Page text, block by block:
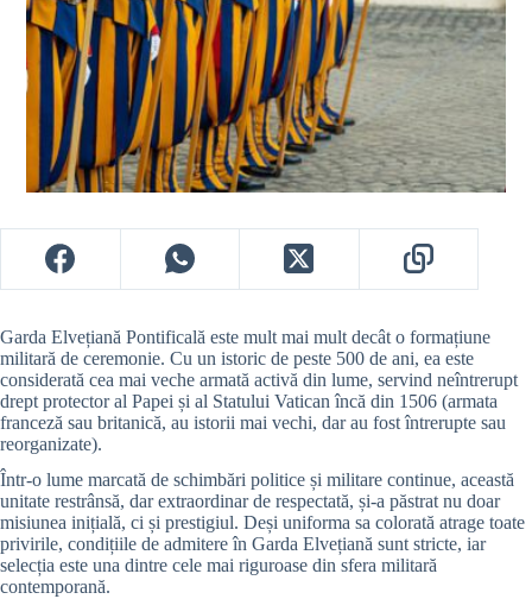
Garda Elvețiană Pontificală este mult mai mult decât o formațiune
militară de ceremonie. Cu un istoric de peste 500 de ani, ea este
considerată cea mai veche armată activă din lume, servind neîntrerupt
drept protector al Papei și al Statului Vatican încă din 1506 (armata
franceză sau britanică, au istorii mai vechi, dar au fost întrerupte sau
reorganizate).
Într-o lume marcată de schimbări politice și militare continue, această
unitate restrânsă, dar extraordinar de respectată, și-a păstrat nu doar
misiunea inițială, ci și prestigiul. Deși uniforma sa colorată atrage toate
privirile, condițiile de admitere în Garda Elvețiană sunt stricte, iar
selecția este una dintre cele mai riguroase din sfera militară
contemporană.